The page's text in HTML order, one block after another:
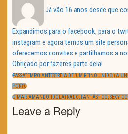
Já vão 16 anos desde que
Expandimos para o facebook, para o
instagram e agora temos um site
oferecemos convites e partilhamos a
Obrigado por fazeres parte dela!
Navegação
de
artigos
PREVIOUS
PASSATEMPO ANTESTREIA DE “UM REINO UNIDO (A
PORTO
NEXT
O MAIS AMANDO, IDOLATRADO, FANTÁSTICO, SEXY,
Leave a Reply